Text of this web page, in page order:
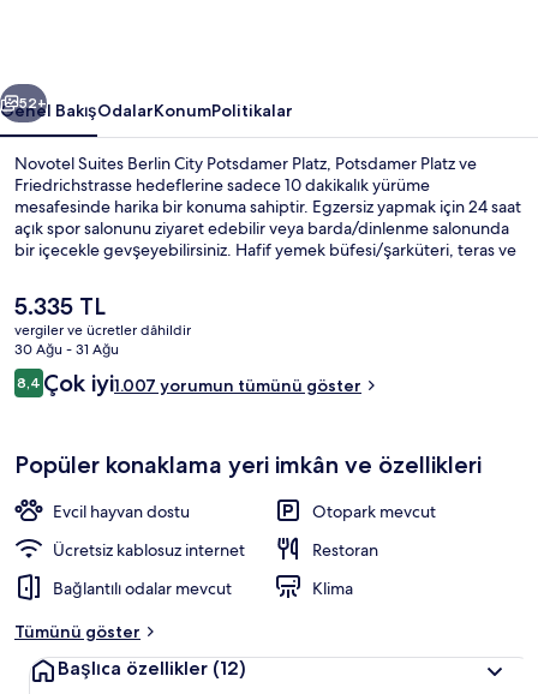
galerisi
Sonraki
52+
Genel BakışOdalarKonumPolitikalar
Novotel Suites Berlin City Potsdamer Platz, Potsdamer Platz ve
Friedrichstrasse hedeflerine sadece 10 dakikalık yürüme
mesafesinde harika bir konuma sahiptir. Egzersiz yapmak için 24 saat
açık spor salonunu ziyaret edebilir veya barda/dinlenme salonunda
bir içecekle gevşeyebilirsiniz. Hafif yemek büfesi/şarküteri, teras ve
hazır personel seviliyor. Konaklama yerinden toplu taşımaya kısa bir
yürüyüşle ulaşabilir, Anhalter S-Bahn İstasyonu yakındır ve
Kochstraße / Checkpoint Charlie U-Bahn İstasyonu 8 dakikalık
yürüme mesafesindedir.
Şu
anki
fiyat
5.335 TL
5.335 TL
vergiler ve ücretler dâhildir
30 Ağu - 31 Ağu
Yorumlar
8,48,4/10
Çok iyi1.007 yorumun tümünü göster
Popüler konaklama yeri imkân ve özellikleri
Evcil hayvan dostu
Otopark mevcut
Ücretsiz kablosuz internet
Restoran
Bağlantılı odalar mevcut
Klima
Tümünü göster
Başlıca özellikler (12)